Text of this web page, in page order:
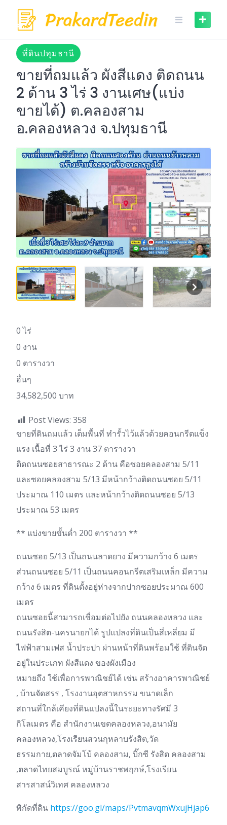
content
ที่ดินปทุมธานี
ขายที่ถมแล้ว ผังสีแดง ติดถนน
2 ด้าน 3 ไร่ 3 งานเศษ(แบ่ง
ขายได้) ต.คลองสาม
อ.คลองหลวง จ.ปทุมธานี
0 ไร่
0 งาน
0 ตารางวา
อื่นๆ
34,582,500 บาท
Post Views: 358
ขายที่ดินถมแล้ว เต็มพื้นที่ ทำรั้วไว้แล้วด้วยคอนกรีตแข็ง
แรง เนื้อที่ 3 ไร่ 3 งาน 37 ตารางวา
ติดถนนซอยสาธารณะ 2 ด้าน คือซอยคลองสาม 5/11
และซอยคลองสาม 5/13 มีหน้ากว้างติดถนนซอย 5/11
ประมาณ 110 เมตร และหน้ากว้างติดถนนซอย 5/13
ประมาณ 53 เมตร
** แบ่งขายขั้นต่ำ 200 ตารางวา **
ถนนซอย 5/13 เป็นถนนลาดยาง มีความกว้าง 6 เมตร
ส่วนถนนซอย 5/11 เป็นถนนคอนกรีตเสริมเหล็ก มีความ
กว้าง 6 เมตร ที่ดินตั้งอยู่ห่างจากปากซอยประมาณ 600
เมตร
ถนนซอยนี้สามารถเชื่อมต่อไปยัง ถนนคลองหลวง และ
ถนนรังสิต-นครนายกได้ รูปแปลงที่ดินเป็นสี่เหลี่ยม มี
ไฟฟ้าสามเฟส น้ำประปา ผ่านหน้าที่ดินพร้อมใช้ ที่ดินจัด
อยู่ในประเภท ผังสีแดง ของผังเมือง
หมายถึง ใช้เพื่อการพาณิชย์ได้ เช่น สร้างอาคารพาณิชย์
, บ้านจัดสรร , โรงงานอุตสาหกรรม ขนาดเล็ก
สถานที่ใกล้เคียงที่ดินแปลงนี้ในระยะทางรัศมี 3
กิโลเมตร คือ สำนักงานเขตคลองหลวง,อนามัย
คลองหลวง,โรงเรียนสวนกุหลาบรังสิต,วัด
ธรรมกาย,ตลาดจัมโบ้ คลองสาม, บิ๊กซี รังสิต คลองสาม
,ตลาดไทยสมบูรณ์ หมู่บ้านราชพฤกษ์,โรงเรียน
สารสาสน์วิเทศ คลองหลวง
พิกัดที่ดิน https://goo.gl/maps/PvtmavqmWxujHjap6